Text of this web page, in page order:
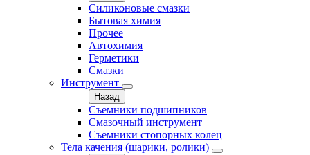
Силиконовые смазки
Бытовая химия
Прочее
Автохимия
Герметики
Смазки
Инструмент
Назад
Съемники подшипников
Смазочный инструмент
Съемники стопорных колец
Тела качения (шарики, ролики)